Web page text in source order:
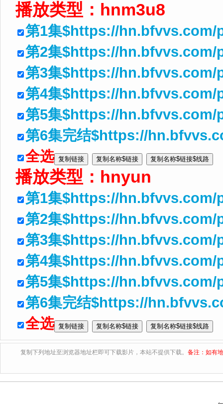
播放类型： hnm3u8
第1集$https://hn.bfvvs.com/
第2集$https://hn.bfvvs.com/
第3集$https://hn.bfvvs.com/
第4集$https://hn.bfvvs.com/
第5集$https://
第6集完结$https://
全选
播放类型： hnyun
第1集$https://hn.bfvvs.com/
第2集$https://hn.bfvvs.com/
第3集$https://hn.bfvvs.com/
第4集$https://hn.bfvvs.com/
第5集$https://hn.bfvvs.com/
第6集完结$https://
全选
复制下列地址至浏览器地址栏即可下载影片，本站不提供下载。 备注：如有